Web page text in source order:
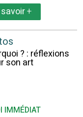
+
? : réflexions
son art
IMMÉDIAT